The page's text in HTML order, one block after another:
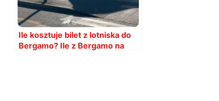
Ile kosztuje bilet z lotniska do
Bergamo? Ile z Bergamo na